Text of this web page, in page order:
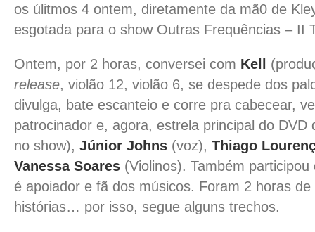
os úlitmos 4 ontem, diretamente da mã0 de
esgotada para o show Outras Frequências – II
Ontem, por 2 horas, conversei com Kell
release, violão 12, violão 6, se despede dos
divulga, bate escanteio e corre pra cabecear,
patrocinador e, agora, estrela principal do DVD
no show), Júnior Johns (voz), Thiago
Vanessa Soares (Violinos). Também
é apoiador e fã dos músicos. Foram 2 horas
histórias… por isso, segue alguns trechos.